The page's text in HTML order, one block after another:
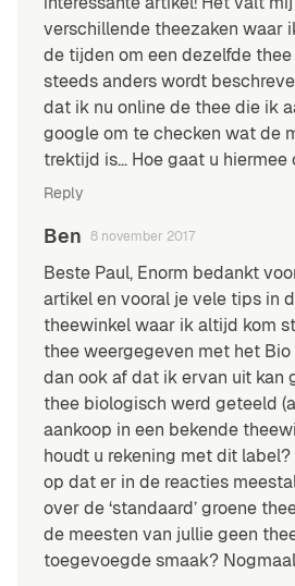
verschillende theezaken waar
de tijden om een dezelfde
steeds anders wordt
dat ik nu online de thee die ik
google om te checken wat de
trektijd is… Hoe gaat u hiermee
Reply
Ben 8 november 2017
Beste Paul, Enorm bedankt
artikel en vooral je vele tips in
theewinkel waar ik altijd kom
thee weergegeven met het
dan ook af dat ik ervan uit kan
thee biologisch werd geteeld
aankoop in een bekende
houdt u rekening met dit
op dat er in de reacties
over de ‘standaard’ groene
de meesten van jullie geen
toegevoegde smaak?